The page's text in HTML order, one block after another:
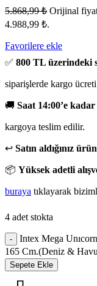
5.868,99₺ Orijinal
4.988,99 ₺.
Favorilere ekle
✅ 800 TL üzerindeki
siparişlerde kargo ücreti
🚚 Saat 14:00’e
kargoya teslim edilir.
↩️ Satın aldığınız
📦 Yüksek adetli
buraya tıklayarak
4 adet stokta
-
Intex Mega
165 Cm.(Deniz &
Sepete Ekle